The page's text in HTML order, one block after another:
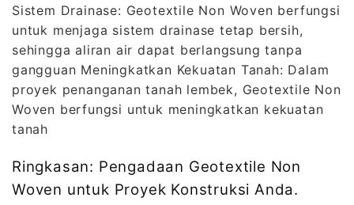
Sistem Drainase: Geotextile Non Woven berfungsi
untuk menjaga sistem drainase tetap bersih,
sehingga aliran air dapat berlangsung tanpa
gangguan Meningkatkan Kekuatan Tanah: Dalam
proyek penanganan tanah lembek, Geotextile Non
Woven berfungsi untuk meningkatkan kekuatan
tanah
Ringkasan: Pengadaan Geotextile Non
Woven untuk Proyek Konstruksi Anda.